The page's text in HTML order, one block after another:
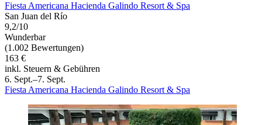
Fiesta Americana Hacienda Galindo Resort & Spa
San Juan del Río
9,2/10
Wunderbar
(1.002 Bewertungen)
163 €
inkl. Steuern & Gebühren
6. Sept.–7. Sept.
Fiesta Americana Hacienda Galindo Resort & Spa